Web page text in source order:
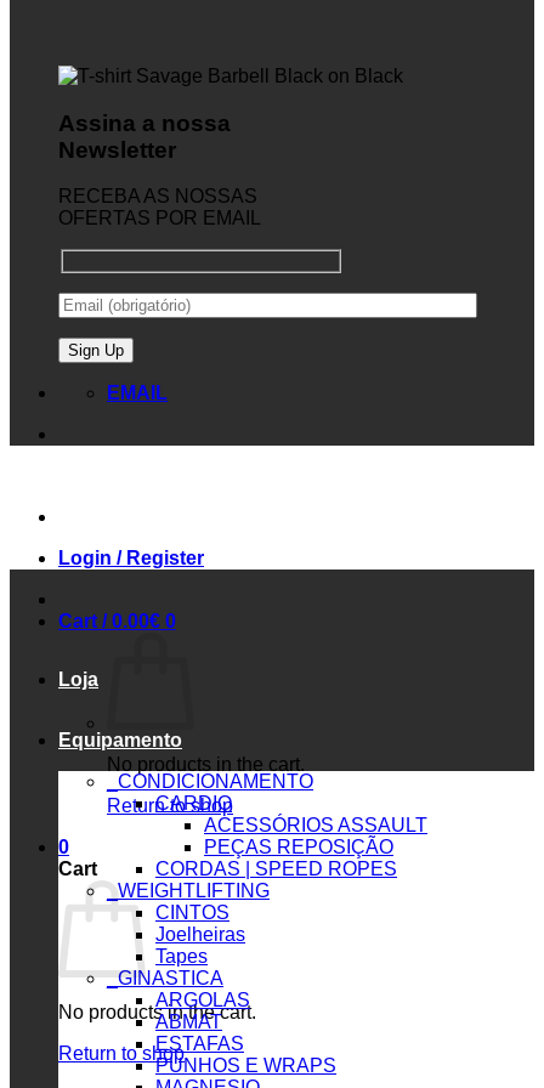
Assina a nossa
Newsletter
RECEBA AS NOSSAS
OFERTAS POR EMAIL
EMAIL
Login / Register
Cart /0.00€ 0
No products in the cart.
Return to shop
0
Cart
No products in the cart.
Return to shop
Loja
Equipamento
_CONDICIONAMENTO
CARDIO
ACESSÓRIOS ASSAULT
PEÇAS REPOSIÇÃO
CORDAS | SPEED ROPES
_WEIGHTLIFTING
CINTOS
Joelheiras
Tapes
_GINASTICA
ARGOLAS
ABMAT
ESTAFAS
PUNHOS E WRAPS